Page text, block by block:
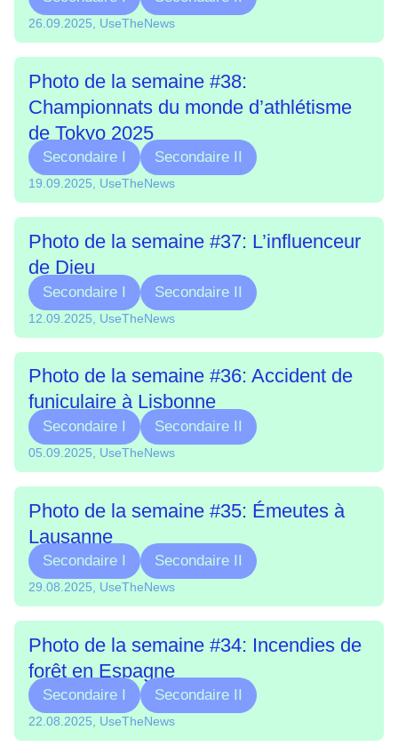
26.09.2025, UseTheNews
Photo de la semaine #38:
Championnats du monde d’athlétisme
de Tokyo 2025
Secondaire I Secondaire II
19.09.2025, UseTheNews
Photo de la semaine #37: L’influenceur
de Dieu
Secondaire I Secondaire II
12.09.2025, UseTheNews
Photo de la semaine #36: Accident de
funiculaire à Lisbonne
Secondaire I Secondaire II
05.09.2025, UseTheNews
Photo de la semaine #35: Émeutes à
Lausanne
Secondaire I Secondaire II
29.08.2025, UseTheNews
Photo de la semaine #34: Incendies de
forêt en Espagne
Secondaire I Secondaire II
22.08.2025, UseTheNews